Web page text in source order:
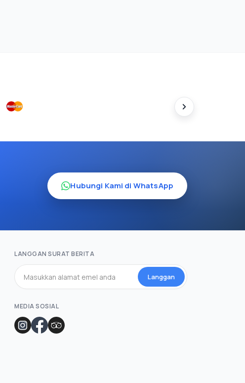
Hubungi Kami di WhatsApp
LANGGAN SURAT BERITA
Langgan
MEDIA SOSIAL